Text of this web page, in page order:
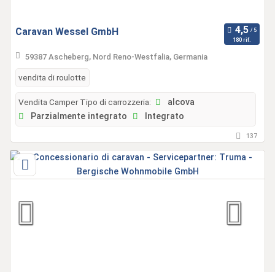
Caravan Wessel GmbH
180 rif.
59387 Ascheberg, Nord Reno-Westfalia, Germania
vendita di roulotte
Vendita Camper Tipo di carrozzeria:
alcova
Parzialmente integrato
Integrato
137